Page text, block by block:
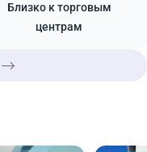
Близко к торговым
центрам